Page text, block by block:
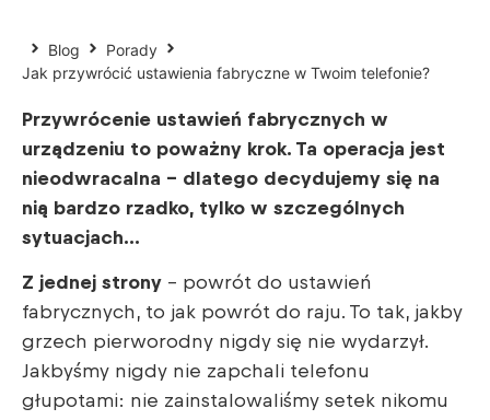
Blog
Porady
Jak przywrócić ustawienia fabryczne w Twoim telefonie?
Przywrócenie ustawień fabrycznych w
urządzeniu to poważny krok. Ta operacja jest
nieodwracalna – dlatego decydujemy się na
nią bardzo rzadko, tylko w szczególnych
sytuacjach…
Z jednej strony – powrót do ustawień
fabrycznych, to jak powrót do raju. To tak, jakby
grzech pierworodny nigdy się nie wydarzył.
Jakbyśmy nigdy nie zapchali telefonu
głupotami: nie zainstalowaliśmy setek nikomu